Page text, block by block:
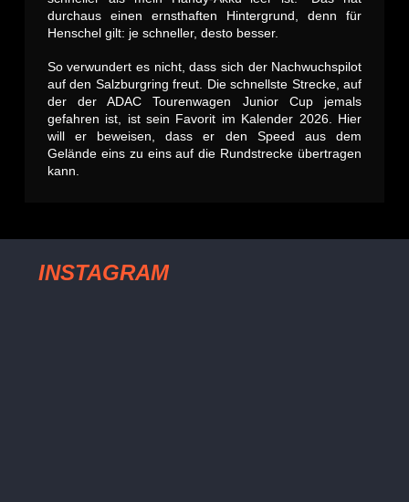
durchaus einen ernsthaften Hintergrund, denn für
Henschel gilt: je schneller, desto besser.
So verwundert es nicht, dass sich der Nachwuchspilot
auf den Salzburgring freut. Die schnellste Strecke, auf
der der ADAC Tourenwagen Junior Cup jemals
gefahren ist, ist sein Favorit im Kalender 2026. Hier
will er beweisen, dass er den Speed aus dem
Gelände eins zu eins auf die Rundstrecke übertragen
kann.
INSTAGRAM